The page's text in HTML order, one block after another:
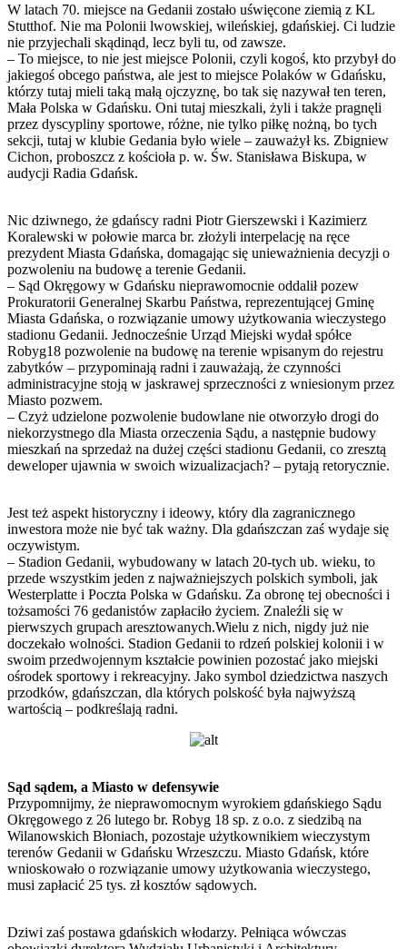
W latach 70. miejsce na Gedanii zostało uświęcone ziemią z KL
Stutthof. Nie ma Polonii lwowskiej, wileńskiej, gdańskiej. Ci ludzie
nie przyjechali skądinąd, lecz byli tu, od zawsze.
– To miejsce, to nie jest miejsce Polonii, czyli kogoś, kto przybył do
jakiegoś obcego państwa, ale jest to miejsce Polaków w Gdańsku,
którzy tutaj mieli taką małą ojczyznę, bo tak się nazywał ten teren,
Mała Polska w Gdańsku. Oni tutaj mieszkali, żyli i także pragnęli
przez dyscypliny sportowe, różne, nie tylko piłkę nożną, bo tych
sekcji, tutaj w klubie Gedania było wiele – zauważył ks. Zbigniew
Cichon, proboszcz z kościoła p. w. Św. Stanisława Biskupa, w
audycji Radia Gdańsk.
Nic dziwnego, że gdańscy radni Piotr Gierszewski i Kazimierz
Koralewski w połowie marca br. złożyli interpelację na ręce
prezydent Miasta Gdańska, domagając się unieważnienia decyzji o
pozwoleniu na budowę a terenie Gedanii.
– Sąd Okręgowy w Gdańsku nieprawomocnie oddalił pozew
Prokuratorii Generalnej Skarbu Państwa, reprezentującej Gminę
Miasta Gdańska, o rozwiązanie umowy użytkowania wieczystego
stadionu Gedanii. Jednocześnie Urząd Miejski wydał spółce
Robyg18 pozwolenie na budowę na terenie wpisanym do rejestru
zabytków – przypominają radni i zauważają, że czynności
administracyjne stoją w jaskrawej sprzeczności z wniesionym przez
Miasto pozwem.
– Czyż udzielone pozwolenie budowlane nie otworzyło drogi do
niekorzystnego dla Miasta orzeczenia Sądu, a następnie budowy
mieszkań na sprzedaż na dużej części stadionu Gedanii, co zresztą
deweloper ujawnia w swoich wizualizacjach? – pytają retorycznie.
Jest też aspekt historyczny i ideowy, który dla zagranicznego
inwestora może nie być tak ważny. Dla gdańszczan zaś wydaje się
oczywistym.
– Stadion Gedanii, wybudowany w latach 20-tych ub. wieku, to
przede wszystkim jeden z najważniejszych polskich symboli, jak
Westerplatte i Poczta Polska w Gdańsku. Za obronę tej obecności i
tożsamości 76 gedanistów zapłaciło życiem. Znaleźli się w
pierwszych grupach aresztowanych.Wielu z nich, nigdy już nie
doczekało wolności. Stadion Gedanii to rdzeń polskiej kolonii i w
swoim przedwojennym kształcie powinien pozostać jako miejski
ośrodek sportowy i rekreacyjny. Jako symbol dziedzictwa naszych
przodków, gdańszczan, dla których polskość była najwyższą
wartością – podkreślają radni.
Sąd sądem, a Miasto w defensywie
Przypomnijmy, że nieprawomocnym wyrokiem gdańskiego Sądu
Okręgowego z 26 lutego br. Robyg 18 sp. z o.o. z siedzibą na
Wilanowskich Błoniach, pozostaje użytkownikiem wieczystym
terenów Gedanii w Gdańsku Wrzeszczu. Miasto Gdańsk, które
wnioskowało o rozwiązanie umowy użytkowania wieczystego,
musi zapłacić 25 tys. zł kosztów sądowych.
Dziwi zaś postawa gdańskich włodarzy. Pełniąca wówczas